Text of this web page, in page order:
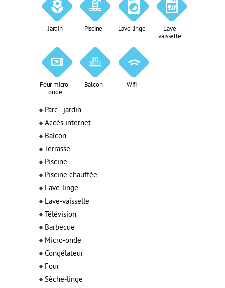
Jardin Piscine Lave linge
Lave
vaisselle
Four micro-
onde
Balcon Wifi
Parc - jardin
Accès internet
Balcon
Terrasse
Piscine
Piscine chauffée
Lave-linge
Lave-vaisselle
Télévision
Barbecue
Micro-onde
Congélateur
Four
Sèche-linge